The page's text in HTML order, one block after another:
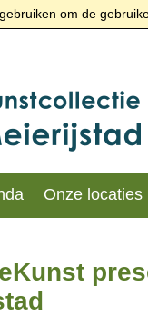
om de
Onze locaties